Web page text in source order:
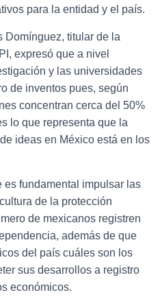
para la entidad y el país.
Domínguez, titular de la
expresó que a nivel
y las universidades
de inventos pues, según
concentran cerca del 50%
lo que representa que la
ideas en México está en los
es fundamental impulsar las
de la protección
de mexicanos registren
además de que
del país cuáles son los
sus desarrollos a registro
económicos.